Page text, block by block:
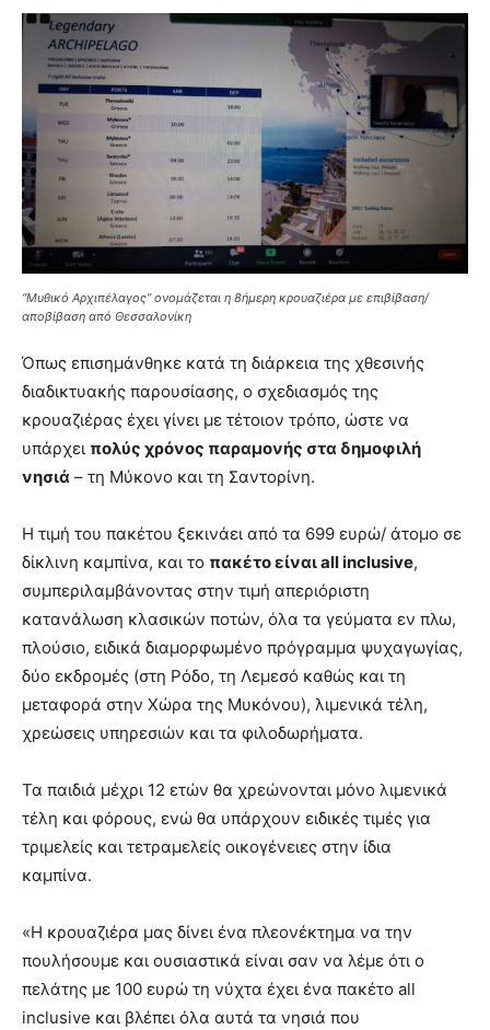
“Μυθικό Αρχιπέλαγος” ονομάζεται η 8ήμερη κρουαζιέρα με επιβίβαση/
αποβίβαση από Θεσσαλονίκη
Όπως επισημάνθηκε κατά τη διάρκεια της χθεσινής
διαδικτυακής παρουσίασης, ο σχεδιασμός της
κρουαζιέρας έχει γίνει με τέτοιον τρόπο, ώστε να
υπάρχει πολύς χρόνος παραμονής στα δημοφιλή
νησιά – τη Μύκονο και τη Σαντορίνη.
Η τιμή του πακέτου ξεκινάει από τα 699 ευρώ/ άτομο σε
δίκλινη καμπίνα, και το πακέτο είναι all inclusive,
συμπεριλαμβάνοντας στην τιμή απεριόριστη
κατανάλωση κλασικών ποτών, όλα τα γεύματα εν πλω,
πλούσιο, ειδικά διαμορφωμένο πρόγραμμα ψυχαγωγίας,
δύο εκδρομές (στη Ρόδο, τη Λεμεσό καθώς και τη
μεταφορά στην Χώρα της Μυκόνου), λιμενικά τέλη,
χρεώσεις υπηρεσιών και τα φιλοδωρήματα.
Τα παιδιά μέχρι 12 ετών θα χρεώνονται μόνο λιμενικά
τέλη και φόρους, ενώ θα υπάρχουν ειδικές τιμές για
τριμελείς και τετραμελείς οικογένειες στην ίδια
καμπίνα.
«Η κρουαζιέρα μας δίνει ένα πλεονέκτημα να την
πουλήσουμε και ουσιαστικά είναι σαν να λέμε ότι ο
πελάτης με 100 ευρώ τη νύχτα έχει ένα πακέτο all
inclusive και βλέπει όλα αυτά τα νησιά που